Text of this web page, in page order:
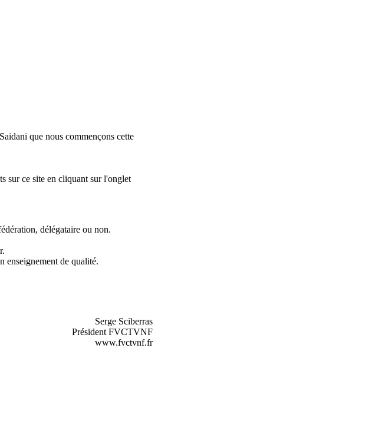
que nous commençons cette
sur ce site en cliquant sur l'onglet
délégataire ou non.
enseignement de qualité.
Serge Sciberras
Président FVCTVNF
www.fvctvnf.fr